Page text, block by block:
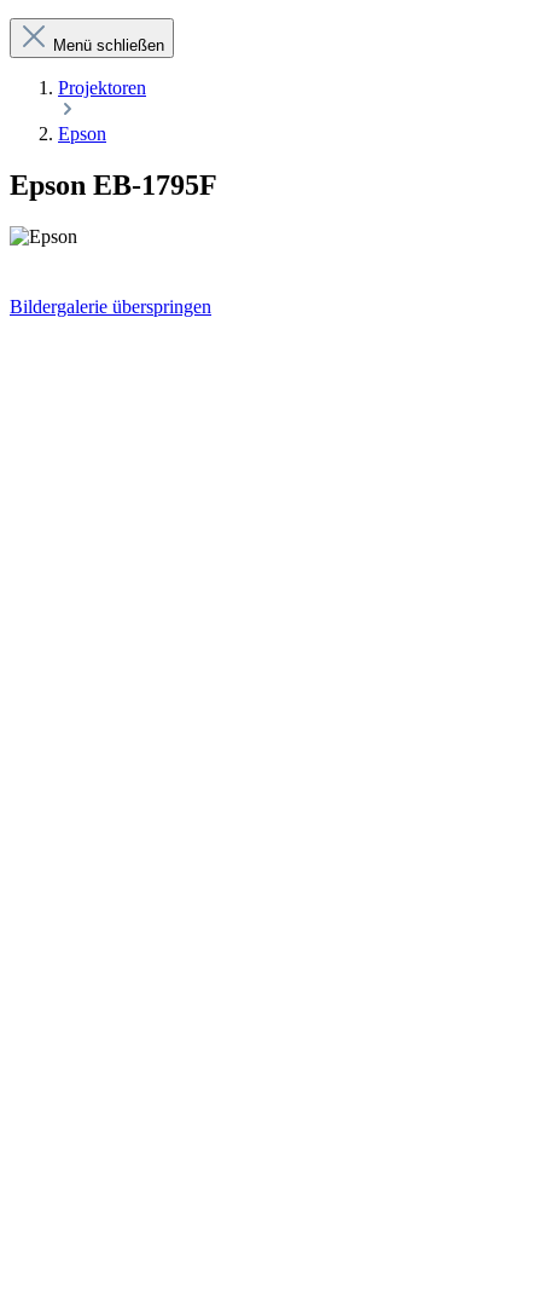
Menü schließen
Projektoren
Epson
Epson EB-1795F
Bildergalerie überspringen